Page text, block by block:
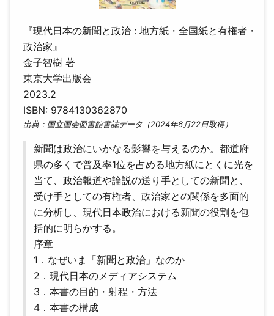
『現代日本の新聞と政治 : 地方紙・全国紙と有権者・
政治家』
金子智樹 著
東京大学出版会
2023.2
ISBN: 9784130362870
出典：国立国会図書館書誌データ（2024年6月22日取得）
新聞は政治にいかなる影響を与えるのか。都道府
県の多くで普及率1位を占める地方紙にとくに光を
当て、政治報道や論説の送り手としての新聞と、
受け手としての有権者、政治家との関係を多面的
に分析し、現代日本政治における新聞の役割を包
括的に明らかする。
序章
1．なぜいま「新聞と政治」なのか
2．現代日本のメディアシステム
3．本書の目的・射程・方法
4．本書の構成